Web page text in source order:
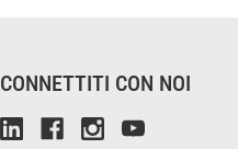
CONNETTITI CON NOI